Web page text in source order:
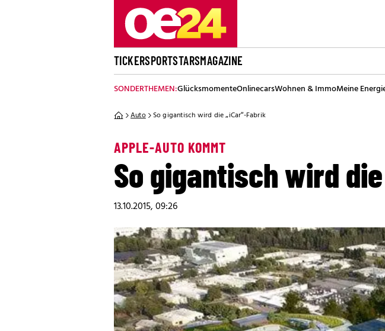
TICKERSPORTSTARSMAGAZINE
SONDERTHEMEN:GlücksmomenteOnlinecarsWohnen & ImmoMeine
Auto So gigantisch wird die „iCar“-Fabrik
APPLE-AUTO KOMMT
So gigantisch wird
13.10.2015, 09:26